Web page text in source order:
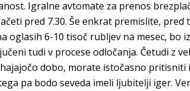
Igralne avtomate za prenos
pred 7.30. Še enkrat premislite,
oglasih 6-10 tisoč rubljev na mesec, bo
tudi v procese odločanja. Četudi z
dobo, morate istočasno pritisniti
pa bodo seveda imeli ljubitelji iger.